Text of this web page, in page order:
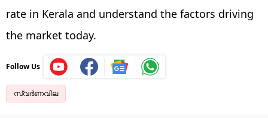
rate in Kerala and understand the factors driving
the market today.
Follow Us
സ്വർണവില